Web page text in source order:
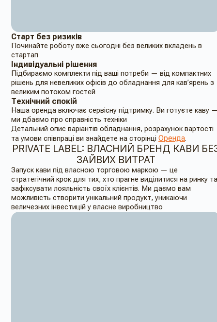
Старт без ризиків
Починайте роботу вже сьогодні без великих вкладень в
стартап
Індивідуальні рішення
Підбираємо комплекти під ваші потреби — від компактних
рішень для невеликих офісів до обладнання для кав’ярень з
великим потоком гостей
Технічний спокій
Наша оренда включає сервісну підтримку. Ви готуєте каву
ми дбаємо про справність техніки
Детальний опис варіантів обладнання, розрахунок вартості
та умови співпраці ви знайдете на сторінці Оренда.
PRIVATE LABEL: ВЛАСНИЙ БРЕНД КАВИ
ЗАЙВИХ ВИТРАТ
Запуск кави під власною торговою маркою — це
стратегічний крок для тих, хто прагне виділитися на ринку та
зафіксувати лояльність своїх клієнтів. Ми даємо вам
можливість створити унікальний продукт, уникаючи
величезних інвестицій у власне виробництво